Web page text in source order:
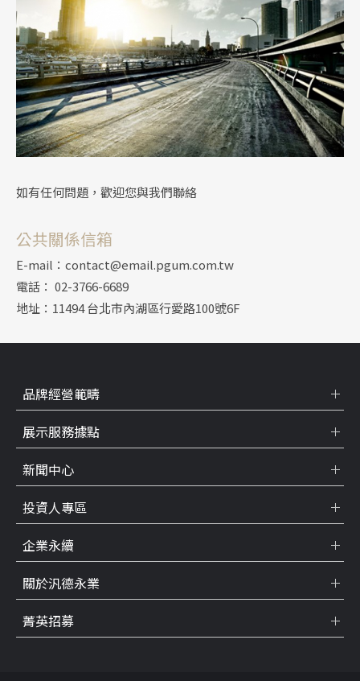
如有任何問題，歡迎您與我們聯絡
公共關係信箱
E-mail：contact@email.pgum.com.tw
電話： 02-3766-6689
地址：11494 台北市內湖區行愛路100號6F
品牌經營範疇
展示服務據點
新聞中心
投資人專區
企業永續
關於汎德永業
菁英招募